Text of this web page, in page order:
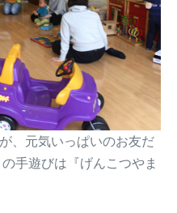
、元気いっぱいのお友だ
手遊びは『げんこつやま